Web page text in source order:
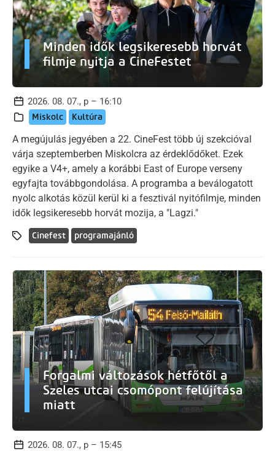
Minden idők legsikeresebb horvát
filmje nyitja a CineFestet
2026. 08. 07., p – 16:10
Miskolc Kultúra
A megújulás jegyében a 22. CineFest több új szekcióval
várja szeptemberben Miskolcra az érdeklődőket. Ezek
egyike a V4+, amely a korábbi East of Europe verseny
egyfajta továbbgondolása. A programba a beválogatott
nyolc alkotás közül kerül ki a fesztivál nyitófilmje, minden
idők legsikeresebb horvát mozija, a "Lagzi."
Cinefest programajánló
Forgalmi változások hétfőtől a
Szeles utcai csomópont felújítása
miatt
2026. 08. 07., p – 15:45